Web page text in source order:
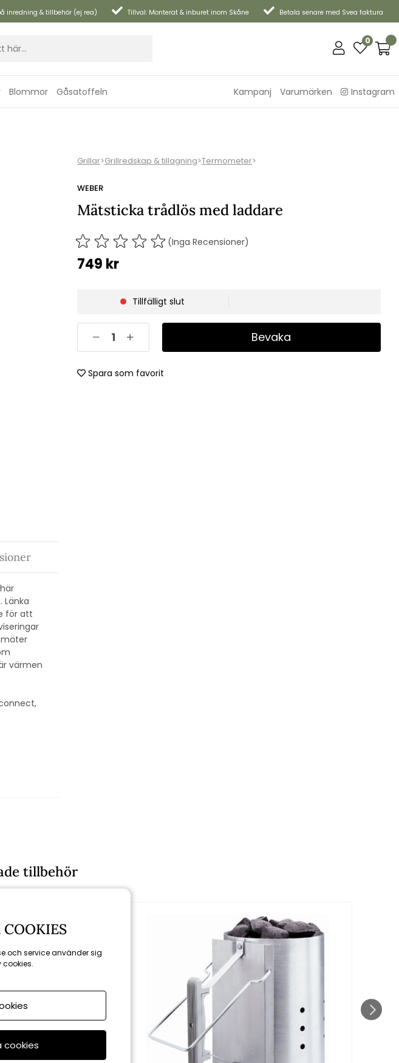
inredning & tillbehör (ej rea) Tillval: Monterat & inburet inom Skåne Betala senare med Svea faktura
0
Blommor Gåsatoffeln Kampanj Varumärken Instagram
Grillar>Grillredskap & tillagning>Termometer>
WEBER
Mätsticka trådlös med laddare
(Inga Recensioner)
749 kr
Tillfälligt slut
Bevaka
Spara som favorit
Länka
för att
mäter
värmen
tillbehör
och service använder sig
cookies